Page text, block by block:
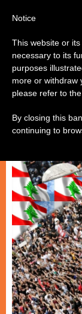
إيكولوجيا شاملة
Notice
This website or
necessary to its
purposes
more or withdraw
please refer to the
By closing this
continuing to